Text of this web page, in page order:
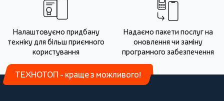
Налаштовуємо придбану
техніку для більш приємного
користування
Надаємо пакети послуг на
оновлення чи заміну
програмного забезпечення
ТЕХНОТОП - краще з можливого!